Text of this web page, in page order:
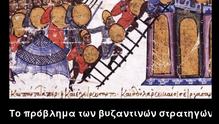
Το πρόβλημα των βυζαντινών στρατηγών